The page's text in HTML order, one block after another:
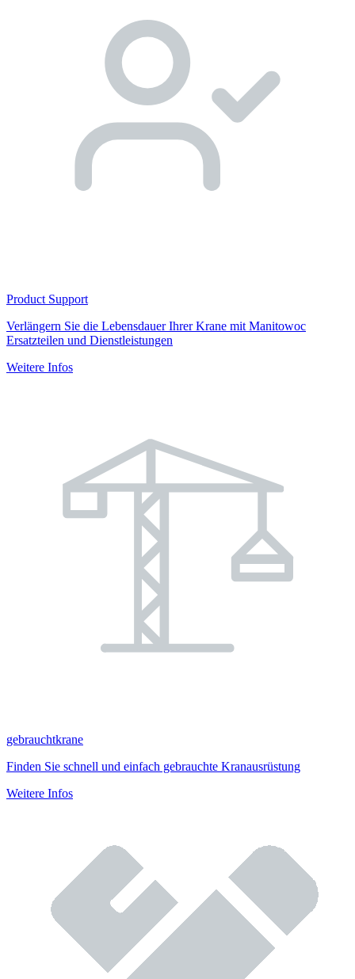
Product Support
Verlängern Sie die Lebensdauer Ihrer Krane mit Manitowoc
Ersatzteilen und Dienstleistungen
Weitere Infos
gebrauchtkrane
Finden Sie schnell und einfach gebrauchte Kranausrüstung
Weitere Infos